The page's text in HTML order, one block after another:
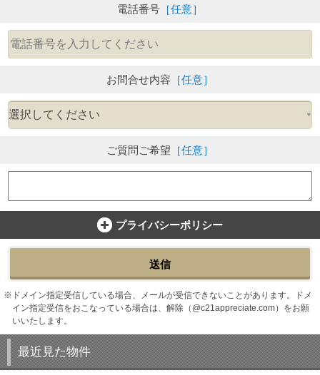
電話番号 ［任意］
お問合せ内容 ［任意］
ご質問ご希望 ［任意］
プライバシーポリシー
送信
ドメイン指定受信している場合、メールが受信できないことがあります。ドメ
イン指定受信をおこなっている場合は、解除（@c21appreciate.com）をお願
いいたします。
最近見た物件